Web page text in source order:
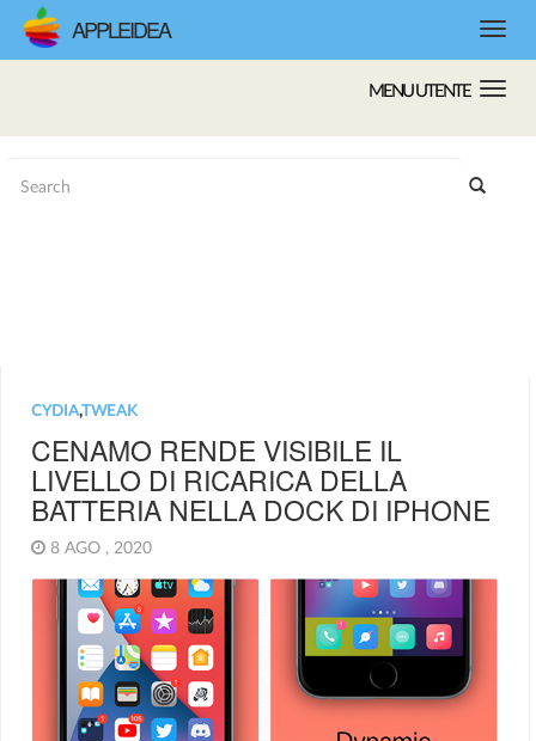
APPLEIDEA
MENU UTENTE
CYDIA,TWEAK
CENAMO RENDE VISIBILE IL
LIVELLO DI RICARICA DELLA
BATTERIA NELLA DOCK DI IPHONE
8 AGO , 2020